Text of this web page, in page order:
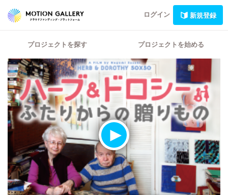
ログイン 新規登録
プロジェクトを探す プロジェクトを始める